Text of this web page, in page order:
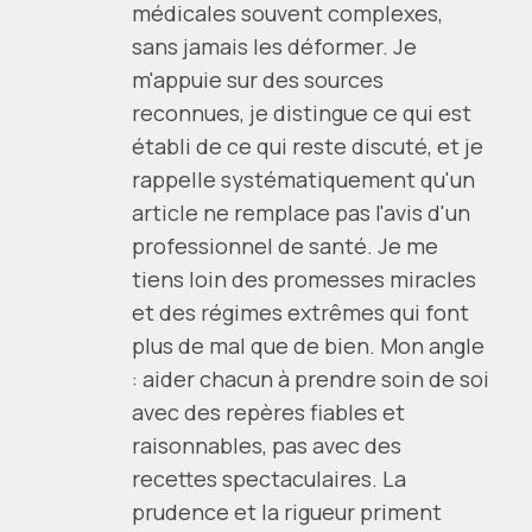
médicales souvent complexes,
sans jamais les déformer. Je
m'appuie sur des sources
reconnues, je distingue ce qui est
établi de ce qui reste discuté, et je
rappelle systématiquement qu'un
article ne remplace pas l'avis d'un
professionnel de santé. Je me
tiens loin des promesses miracles
et des régimes extrêmes qui font
plus de mal que de bien. Mon angle
: aider chacun à prendre soin de soi
avec des repères fiables et
raisonnables, pas avec des
recettes spectaculaires. La
prudence et la rigueur priment